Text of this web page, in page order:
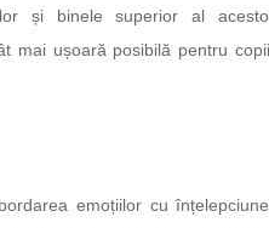
și binele superior al
mai ușoară posibilă pentru
emoțiilor cu